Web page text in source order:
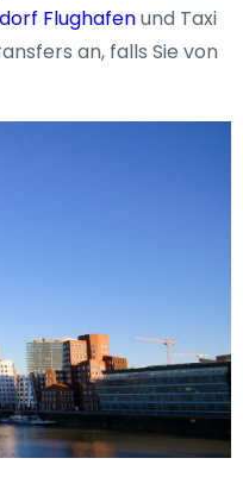
Flughafenund Taxi
an, falls Sie von